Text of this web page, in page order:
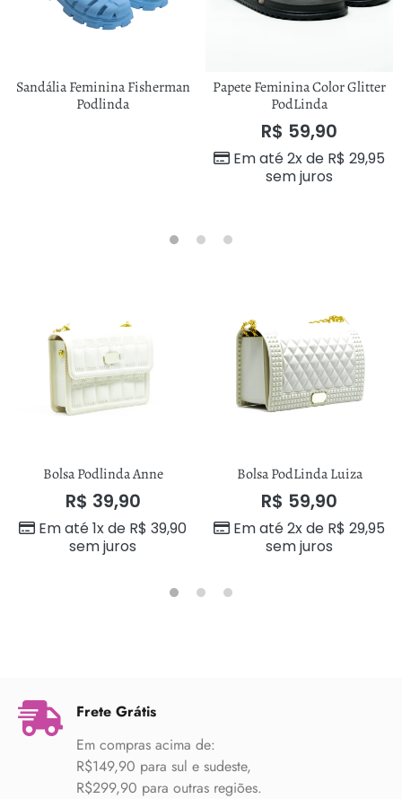
Sandália Feminina Fisherman
Podlinda
Papete Feminina Color Glitter
PodLinda
R$ 59,90
Em até 2x de R$ 29,95
sem juros
Bolsa Podlinda Anne
R$ 39,90
Em até 1x de R$ 39,90
sem juros
Bolsa PodLinda Luiza
R$ 59,90
Em até 2x de R$ 29,95
sem juros
Frete Grátis
Em compras acima de:
R$149,90 para sul e sudeste,
R$299,90 para outras regiões.